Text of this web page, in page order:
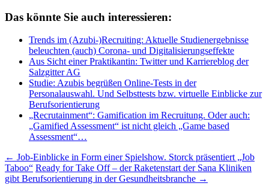
Das könnte Sie auch interessieren:
Trends im (Azubi-)Recruiting: Aktuelle Studienergebnisse
beleuchten (auch) Corona- und Digitalisierungseffekte
Aus Sicht einer Praktikantin: Twitter und Karriereblog der
Salzgitter AG
Studie: Azubis begrüßen Online-Tests in der
Personalauswahl. Und Selbsttests bzw. virtuelle Einblicke zur
Berufsorientierung
„Recrutainment“: Gamification im Recruitung. Oder auch:
„Gamified Assessment“ ist nicht gleich „Game based
Assessment“…
Beitragsnavigation
← Job-Einblicke in Form einer Spielshow. Storck präsentiert „Job
Taboo“ Ready for Take Off – der Raketenstart der Sana Kliniken
gibt Berufsorientierung in der Gesundheitsbranche →